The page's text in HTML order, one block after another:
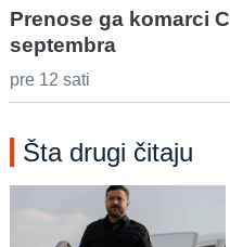
Prenose ga komarci
septembra
pre 12 sati
Šta drugi čitaju